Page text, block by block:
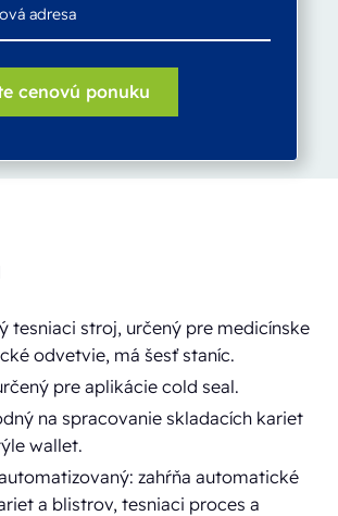
tesniaci stroj, určený pre medicínske
odvetvie, má šesť staníc.
pre aplikácie cold seal.
na spracovanie skladacích kariet
wallet.
zahŕňa automatické
a blistrov, tesniaci proces a